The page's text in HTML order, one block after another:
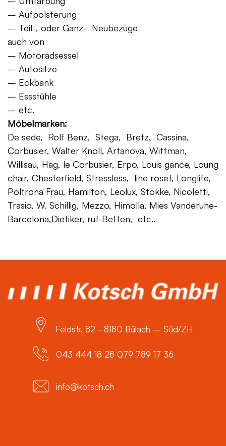
– Aufpolsterung
– Teil-, oder Ganz- Neubezüge
auch von
– Motoradsessel
– Autositze
– Eckbank
– Essstühle
– etc.
Möbelmarken:
De sede, Rolf Benz, Stega, Bretz, Cassina,
Corbusier, Walter Knoll, Artanova, Wittman,
Willisau, Hag, le Corbusier, Erpo, Louis gance, Loung
chair, Chesterfield, Stressless, line roset, Longlife,
Poltrona Frau, Hamilton, Leolux, Stokke, Nicoletti,
Trasio, W. Schillig, Mezzo, Himolla, Mies Vanderuhe-
Barcelona,Dietiker, ruf-Betten, etc..
Feldstr. 82 - 8180 Bülach – Süd/ZH
043 444 18 28 079 789 17 36
info@kotsch.ch